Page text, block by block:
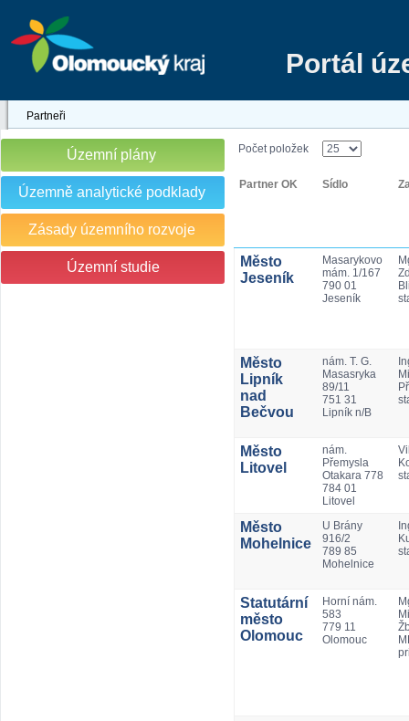
Portál
Partneři
Územní plány
Územně analytické podklady
Zásady územního rozvoje
Územní studie
Počet položek
Partner OK Sídlo
Město
Jeseník
Masarykovo
mám. 1/167
790 01
Jeseník
Město
Lipník
nad
Bečvou
nám. T. G.
Masasryka
89/11
751 31
Lipník n/B
Město
Litovel
nám.
Přemysla
Otakara 778
784 01
Litovel
Město
Mohelnice
U Brány
916/2
789 85
Mohelnice
Statutární
město
Olomouc
Horní nám.
583
779 11
Olomouc